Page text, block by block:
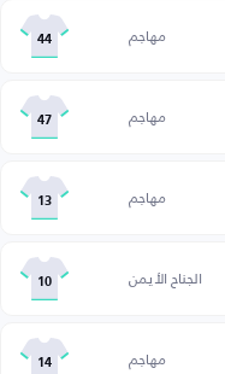
مهاجم 44
مهاجم 47
مهاجم 13
الجناح الأيمن 10
مهاجم 14